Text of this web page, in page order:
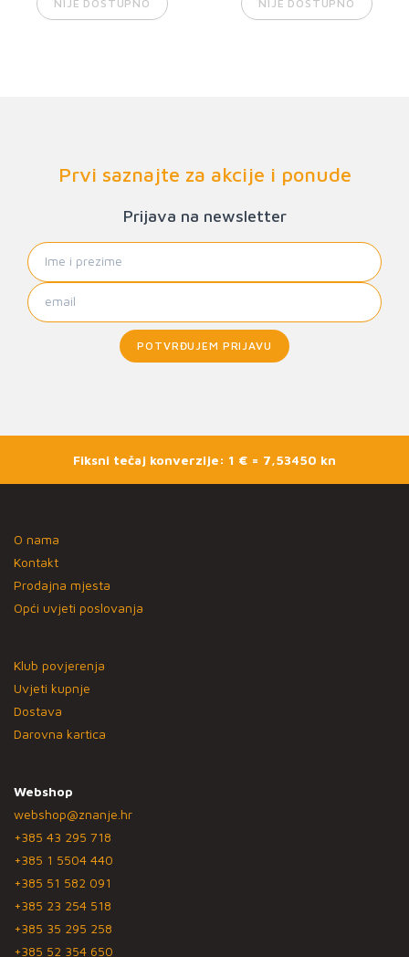
NIJE DOSTUPNO NIJE DOSTUPNO
Prvi saznajte za akcije i ponude
Prijava na newsletter
POTVRĐUJEM PRIJAVU
Fiksni tečaj konverzije: 1 € = 7,53450 kn
O nama
Kontakt
Prodajna mjesta
Opći uvjeti poslovanja
Klub povjerenja
Uvjeti kupnje
Dostava
Darovna kartica
Webshop
webshop@znanje.hr
+385 43 295 718
+385 1 5504 440
+385 51 582 091
+385 23 254 518
+385 35 295 258
+385 52 354 650